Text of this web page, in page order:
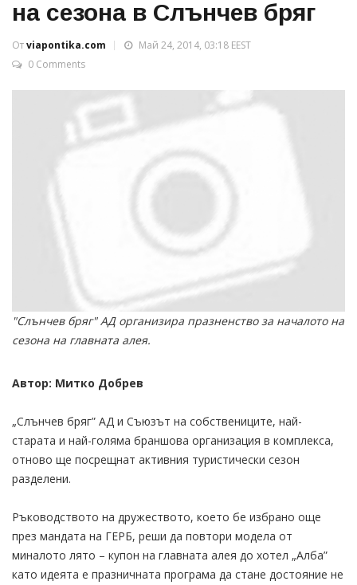
на сезона в Слънчев бряг
Отviapontika.com
Май 24, 2014, 03:18 EEST
0 Comments
"Слънчев бряг" АД организира празненство за началото на
сезона на главната алея.
Автор: Митко Добрев
„Слънчев бряг” АД и Съюзът на собствениците, най-
старата и най-голяма браншова организация в комплекса,
отново ще посрещнат активния туристически сезон
разделени.
Ръководството на дружеството, което бе избрано още
през мандата на ГЕРБ, реши да повтори модела от
миналото лято – купон на главната алея до хотел „Алба”
като идеята е празничната програма да стане достояние не